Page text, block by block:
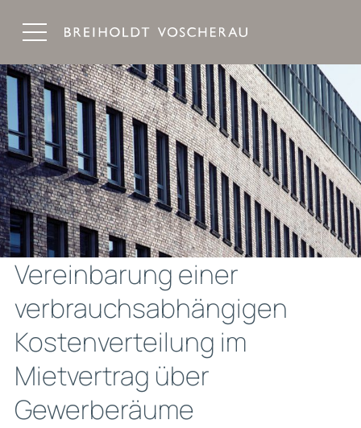
Vereinbarung einer
verbrauchsabhängigen
Kostenverteilung im
Mietvertrag über
Gewerberäume